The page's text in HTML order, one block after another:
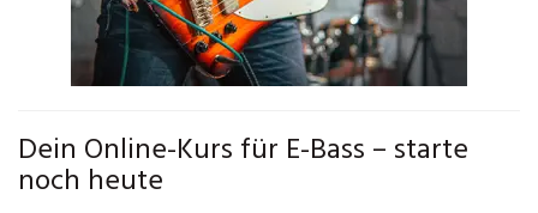
Dein Online-Kurs für E-Bass – starte
noch heute